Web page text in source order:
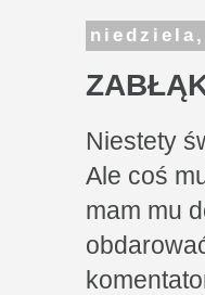
Niestety
Ale coś
mam mu